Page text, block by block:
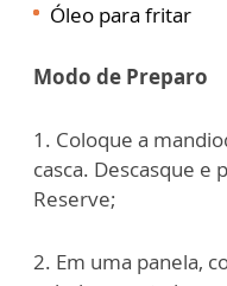
Óleo para fritar
Modo de Preparo
1. Coloque a
casca. Descasque e
Reserve;
2. Em uma panela,